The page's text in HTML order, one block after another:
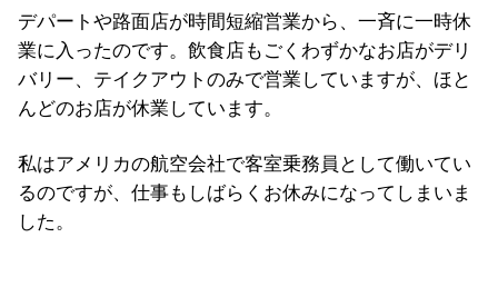
デパートや路面店が時間短縮営業から、一斉に一時休
業に入ったのです。飲食店もごくわずかなお店がデリ
バリー、テイクアウトのみで営業していますが、ほと
んどのお店が休業しています。
私はアメリカの航空会社で客室乗務員として働いてい
るのですが、仕事もしばらくお休みになってしまいま
した。